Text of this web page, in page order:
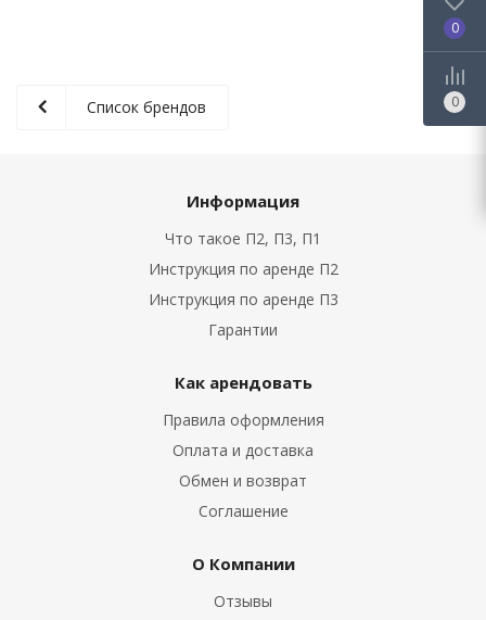
Список брендов
Информация
Что такое П2, П3, П1
Инструкция по аренде П2
Инструкция по аренде П3
Гарантии
Как арендовать
Правила оформления
Оплата и доставка
Обмен и возврат
Соглашение
О Компании
Отзывы
0
0